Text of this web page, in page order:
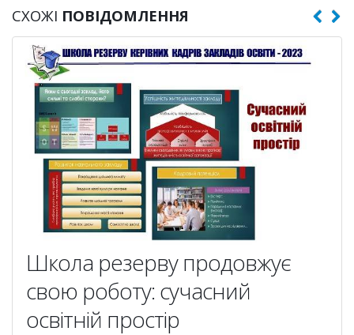
СХОЖІ ПОВІДОМЛЕННЯ
Школа резерву продовжує
свою роботу: сучасний
освітній простір